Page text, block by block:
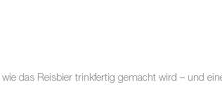
das Reisbier trinkfertig gemacht wird – und